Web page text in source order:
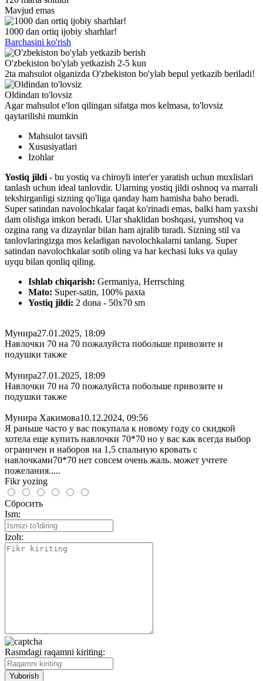
Mavjud emas
1000 dan ortiq ijobiy sharhlar!
Barchasini ko'rish
O'zbekiston bo'ylab yetkazish 2-5 kun
2ta mahsulot olganizda O'zbekiston bo'ylab bepul yetkazib beriladi!
Oldindan to'lovsiz
Agar mahsulot e'lon qilingan sifatga mos kelmasa, to'lovsiz
qaytarilishi mumkin
Mahsulot tavsifi
Xususiyatlari
Izohlar
Yostiq jildi - bu yostiq va chiroyli inter'er yaratish uchun muxlislari
tanlash uchun ideal tanlovdir. Ularning yostiq jildi oshnoq va marrali
tekshirganligi sizning qo'liga qanday ham hamisha baho beradi.
Super satindan navolochkalar faqat ko'rinadi emas, balki ham yaxshi
dam olishga imkon beradi. Ular shaklidan boshqasi, yumshoq va
ozgina rang va dizaynlar bilan ham ajralib turadi. Sizning stil va
tanlovlaringizga mos keladigan navolochkalarni tanlang. Super
satindan navolochkalar sotib oling va har kechasi luks va qulay
uyqu bilan qonliq qiling.
Ishlab chiqarish: Germaniya, Herrsching
Mato: Super-satin, 100% paxta
Yostiq jildi: 2 dona - 50x70 sm
Мунира27.01.2025, 18:09
Навлочки 70 на 70 пожалуйста побольше привозите и
подушки также
Мунира27.01.2025, 18:09
Навлочки 70 на 70 пожалуйста побольше привозите и
подушки также
Мунира Хакимова10.12.2024, 09:56
Я раньше часто у вас покупала к новому году со скидкой
хотела еще купить навлочки 70*70 но у вас как всегда выбор
ограничен и наборов на 1,5 спальную кровать с
навлочками70*70 нет совсем очень жаль. может учтете
пожелания.....
Fikr yozing
Сбросить
Ism:
Izoh:
Rasmdagi raqamni kiriting: